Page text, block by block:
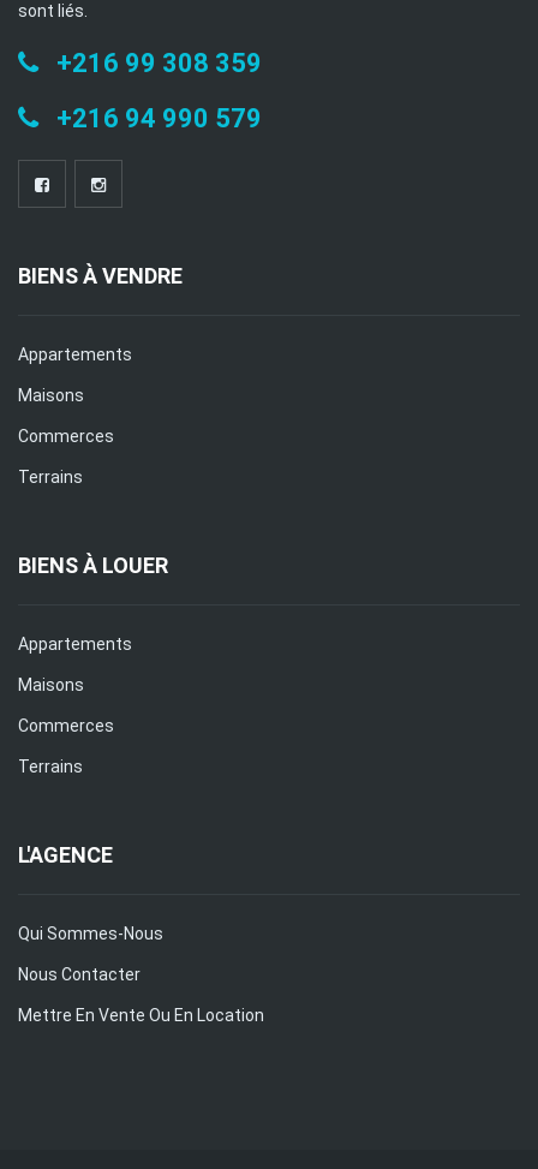
sont liés.
+216 99 308 359
+216 94 990 579
BIENS À VENDRE
Appartements
Maisons
Commerces
Terrains
BIENS À LOUER
Appartements
Maisons
Commerces
Terrains
L'AGENCE
Qui Sommes-Nous
Nous Contacter
Mettre En Vente Ou En Location